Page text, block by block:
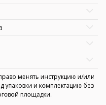
менять инструкцию и/или
упаковки и комплектацию без
площадки.